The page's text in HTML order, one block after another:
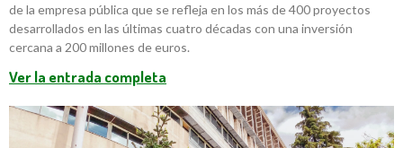
de la empresa pública que se refleja en los más de 400 proyectos
desarrollados en las últimas cuatro décadas con una inversión
cercana a 200 millones de euros.
Ver la entrada completa